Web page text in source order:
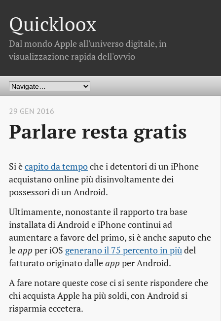
Quickloox
Dal mondo Apple all'universo digitale, in
visualizzazione rapida dell'ovvio
29 GEN 2016
Parlare resta gratis
Si ècapito da tempoche i detentori di un iPhone
acquistano online più disinvoltamente dei
possessori di un Android.
Ultimamente, nonostante il rapporto tra base
installata di Android e iPhone continui ad
aumentare a favore del primo, si è anche saputo che
leappper iOS generano il 75 percento in piùdel
fatturato originato dalleappper Android.
A fare notare queste cose ci si sente rispondere che
chi acquista Apple ha più soldi, con Android si
risparmia eccetera.